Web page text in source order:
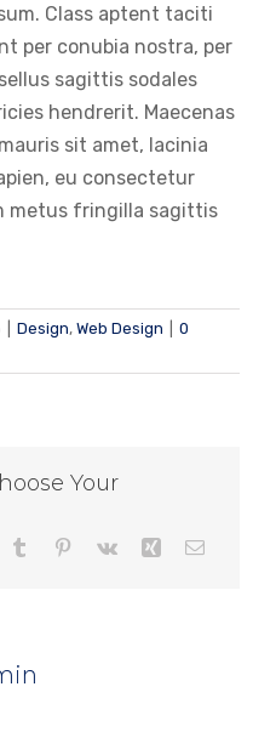
Class aptent taciti
per conubia nostra, per
sagittis sodales
hendrerit. Maecenas
sit amet, lacinia
eu consectetur
metus fringilla sagittis
Design, Web Design
0
Your
Tumblr Pinterest
Vk Xing E-